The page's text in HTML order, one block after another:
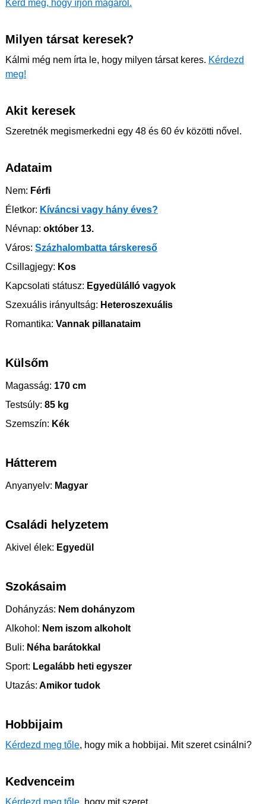
Kérd meg, hogy írjon magáról.
Milyen társat keresek?
Kálmi még nem írta le, hogy milyen társat keres. Kérdezd
meg!
Akit keresek
Szeretnék megismerkedni egy 48 és 60 év közötti nővel.
Adataim
Nem: Férfi
Életkor: Kíváncsi vagy hány éves?
Névnap: október 13.
Város: Százhalombatta társkereső
Csillagjegy: Kos
Kapcsolati státusz: Egyedülálló vagyok
Szexuális irányultság: Heteroszexuális
Romantika: Vannak pillanataim
Külsőm
Magasság: 170 cm
Testsúly: 85 kg
Szemszín: Kék
Hátterem
Anyanyelv: Magyar
Családi helyzetem
Akivel élek: Egyedül
Szokásaim
Dohányzás: Nem dohányzom
Alkohol: Nem iszom alkoholt
Buli: Néha barátokkal
Sport: Legalább heti egyszer
Utazás: Amikor tudok
Hobbijaim
Kérdezd meg tőle, hogy mik a hobbijai. Mit szeret csinálni?
Kedvenceim
Kérdezd meg tőle, hogy mit szeret.